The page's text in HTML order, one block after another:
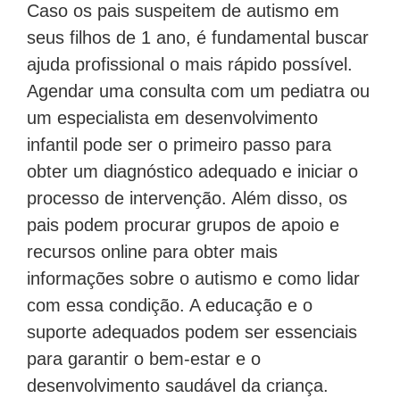
Caso os pais suspeitem de autismo em
seus filhos de 1 ano, é fundamental buscar
ajuda profissional o mais rápido possível.
Agendar uma consulta com um pediatra ou
um especialista em desenvolvimento
infantil pode ser o primeiro passo para
obter um diagnóstico adequado e iniciar o
processo de intervenção. Além disso, os
pais podem procurar grupos de apoio e
recursos online para obter mais
informações sobre o autismo e como lidar
com essa condição. A educação e o
suporte adequados podem ser essenciais
para garantir o bem-estar e o
desenvolvimento saudável da criança.